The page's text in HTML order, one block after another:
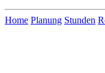
Home Planung Stunden